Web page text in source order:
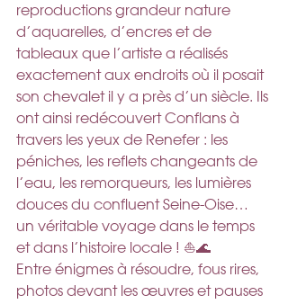
reproductions grandeur nature
d’aquarelles, d’encres et de
tableaux que l’artiste a réalisés
exactement aux endroits où il posait
son chevalet il y a près d’un siècle. Ils
ont ainsi redécouvert Conflans à
travers les yeux de Renefer : les
péniches, les reflets changeants de
l’eau, les remorqueurs, les lumières
douces du confluent Seine-Oise…
un véritable voyage dans le temps
et dans l’histoire locale ! ⛵🌊
Entre énigmes à résoudre, fous rires,
photos devant les œuvres et pauses